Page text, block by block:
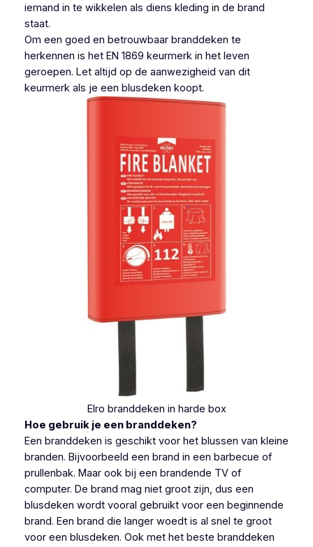
iemand in te wikkelen als diens kleding in de brand
staat.
Om een goed en betrouwbaar branddeken te
herkennen is het EN 1869 keurmerk in het leven
geroepen. Let altijd op de aanwezigheid van dit
keurmerk als je een blusdeken koopt.
Elro branddeken in harde box
Hoe gebruik je een branddeken?
Een branddeken is geschikt voor het blussen van kleine
branden. Bijvoorbeeld een brand in een barbecue of
prullenbak. Maar ook bij een brandende TV of
computer. De brand mag niet groot zijn, dus een
blusdeken wordt vooral gebruikt voor een beginnende
brand. Een brand die langer woedt is al snel te groot
voor een blusdeken. Ook met het beste branddeken